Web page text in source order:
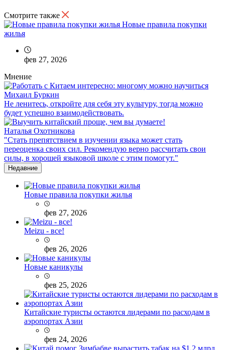
Смотрите также
Новые правила покупки
жилья
фев 27, 2026
Мнение
Михаил Буркин
Не ленитесь, откройте для себя эту культуру, тогда можно
будет успешно взаимодействовать.
Наталья Охотникова
"Стать препятствием в изучении языка может стать
переоценка своих сил. Рекомендую верно рассчитать свои
силы, в хорошей языковой школе с этим помогут."
Недавние
Новые правила покупки жилья
фев 27, 2026
Meizu - все!
фев 26, 2026
Новые каникулы
фев 25, 2026
Китайские туристы остаются лидерами по расходам в
аэропортах Азии
фев 24, 2026